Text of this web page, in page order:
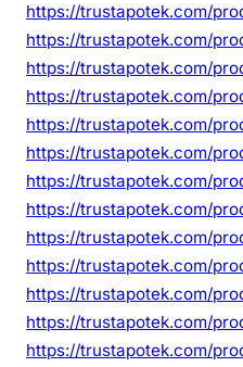
https://trustapotek.com/
https://trustapotek.com/
https://trustapotek.com/
https://trustapotek.com/
https://trustapotek.com/
https://trustapotek.com/
https://trustapotek.com/
https://trustapotek.com/
https://trustapotek.com/
https://trustapotek.com/
https://trustapotek.com/
https://trustapotek.com/
https://trustapotek.com/